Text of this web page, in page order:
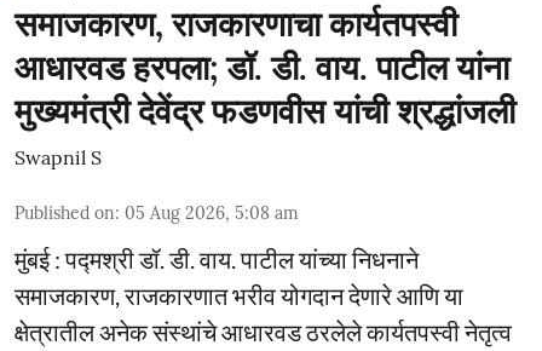
समाजकारण, राजकारणाचा कार्यतपस्वी
आधारवड हरपला; डॉ. डी. वाय. पाटील यांना
मुख्यमंत्री देवेंद्र फडणवीस यांची श्रद्धांजली
Swapnil S
Published on: 05 Aug 2026, 5:08 am
मुंबई : पद्मश्री डॉ. डी. वाय. पाटील यांच्या निधनाने
समाजकारण, राजकारणात भरीव योगदान देणारे आणि या
क्षेत्रातील अनेक संस्थांचे आधारवड ठरलेले कार्यतपस्वी नेतृत्व